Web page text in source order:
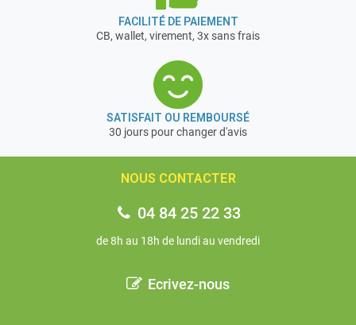
FACILITÉ DE PAIEMENT
CB, wallet, virement, 3x sans frais
SATISFAIT OU REMBOURSÉ
30 jours pour changer d'avis
NOUS CONTACTER
04 84 25 22 33
de 8h au 18h de lundi au vendredi
Ecrivez-nous